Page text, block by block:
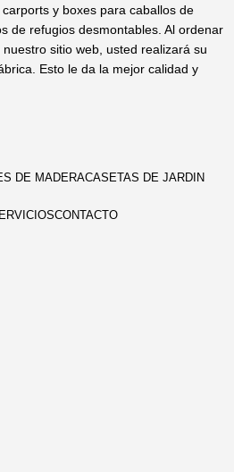
y boxes para caballos de
de refugios desmontables. Al ordenar
sitio web, usted realizará su
Esto le da la mejor calidad y
DE MADERACASETAS DE JARDIN
CONTACTO